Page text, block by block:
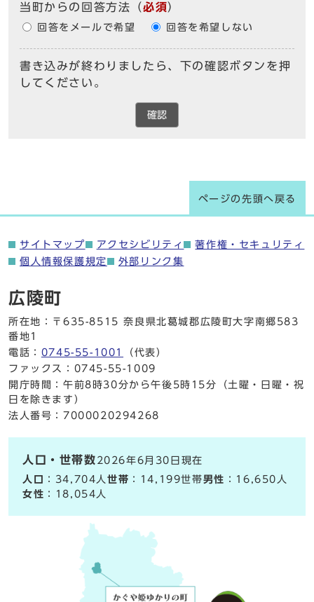
当町からの回答方法 （必須）
回答をメールで希望 回答を希望しない
書き込みが終わりましたら、下の確認ボタンを押
してください。
確認
ページの先頭へ戻る
サイトマップ アクセシビリティ
著作権・セキュリティ
個人情報保護規定
外部リンク集
広陵町
所在地：〒635-8515 奈良県北葛城郡広陵町大字南郷583
番地1
電話： 0745-55-1001
（代表）
ファックス：0745-55-1009
開庁時間：午前8時30分から午後5時15分（土曜・日曜・祝
日を除きます）
法人番号：7000020294268
人口・世帯数 2026年6月30日現在
人口
：34,704人世帯 ：14,199世帯男性 ：16,650人
女性 ：18,054人